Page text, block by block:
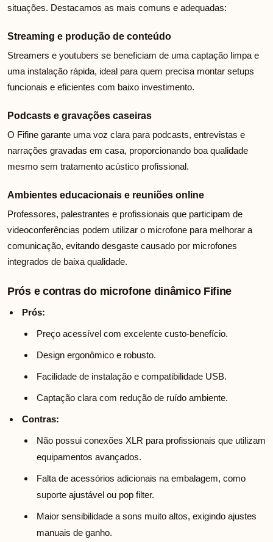
situações. Destacamos as mais comuns e adequadas:
Streaming e produção de conteúdo
Streamers e youtubers se beneficiam de uma captação limpa e
uma instalação rápida, ideal para quem precisa montar setups
funcionais e eficientes com baixo investimento.
Podcasts e gravações caseiras
O Fifine garante uma voz clara para podcasts, entrevistas e
narrações gravadas em casa, proporcionando boa qualidade
mesmo sem tratamento acústico profissional.
Ambientes educacionais e reuniões online
Professores, palestrantes e profissionais que participam de
videoconferências podem utilizar o microfone para melhorar a
comunicação, evitando desgaste causado por microfones
integrados de baixa qualidade.
Prós e contras do microfone dinâmico Fifine
Prós:
Preço acessível com excelente custo-benefício.
Design ergonômico e robusto.
Facilidade de instalação e compatibilidade USB.
Captação clara com redução de ruído ambiente.
Contras:
Não possui conexões XLR para profissionais que utilizam
equipamentos avançados.
Falta de acessórios adicionais na embalagem, como
suporte ajustável ou pop filter.
Maior sensibilidade a sons muito altos, exigindo ajustes
manuais de ganho.